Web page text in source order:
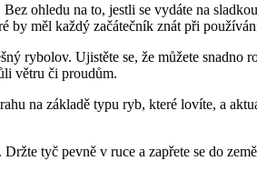
ohledu ‌na⁤ to, jestli se vydáte ‌na
by měl každý začátečník znát při⁣
rybolov. Ujistěte se, že můžete
větru‍ či proudům.
na ‍základě typu ryb, které ⁢lovíte, a
tyč pevně v ruce a zapřete se do